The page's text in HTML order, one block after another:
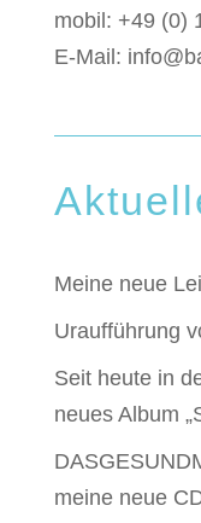
mobil: +49 (0)
E-Mail:
Meine neue
Uraufführung
Seit heute in
neues Album
meine neue